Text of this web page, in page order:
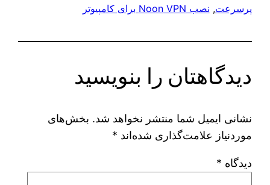
پرسرعت, نصب Noon VPN برای کامپیوتر
دیدگاهتان را بنویسید
نشانی ایمیل شما منتشر نخواهد شد. بخش‌های
موردنیاز علامت‌گذاری شده‌اند *
دیدگاه *